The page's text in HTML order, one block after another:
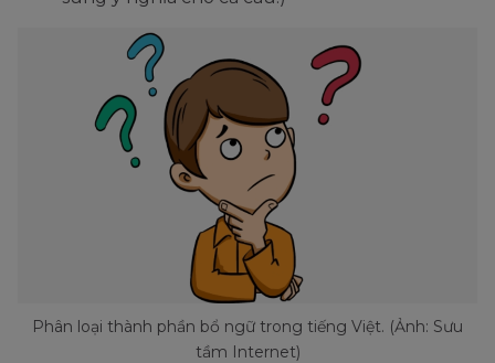
Phân loại thành phần bổ ngữ trong tiếng Việt. (Ảnh: Sưu
tầm Internet)